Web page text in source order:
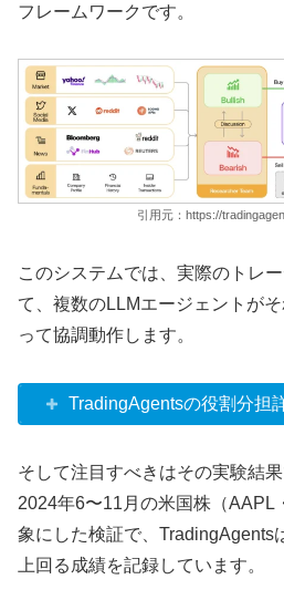
フレームワークです。
引用元：https://
このシステムでは、実際のトレ
て、複数のLLMエージェントが
って協調動作します。
TradingAgentsの役割分担
そして注目すべきはその実験結果
2024年6〜11月の米国株（AAPL
象にした検証で、TradingAgents
上回る成績を記録しています。